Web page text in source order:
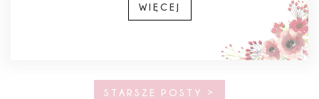
WIĘCEJ
STARSZE POSTY >